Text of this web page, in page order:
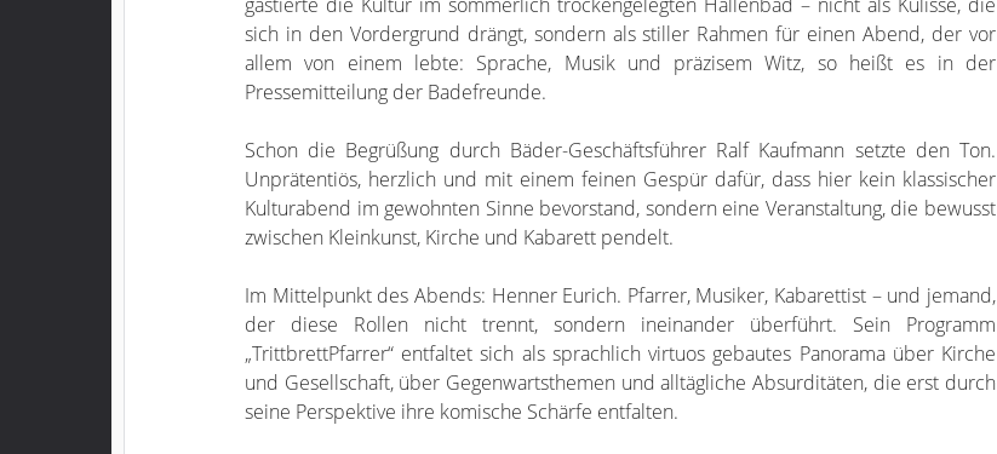
sich in den Vordergrund drängt, sondern als stiller Rahmen für einen Abend, der vor
allem von einem lebte: Sprache, Musik und präzisem Witz, so heißt es in der
Pressemitteilung der Badefreunde.
Schon die Begrüßung durch Bäder-Geschäftsführer Ralf Kaufmann setzte den Ton.
Unprätentiös, herzlich und mit einem feinen Gespür dafür, dass hier kein klassischer
Kulturabend im gewohnten Sinne bevorstand, sondern eine Veranstaltung, die bewusst
zwischen Kleinkunst, Kirche und Kabarett pendelt.
Im Mittelpunkt des Abends: Henner Eurich. Pfarrer, Musiker, Kabarettist – und jemand,
der diese Rollen nicht trennt, sondern ineinander überführt. Sein Programm
„TrittbrettPfarrer“ entfaltet sich als sprachlich virtuos gebautes Panorama über Kirche
und Gesellschaft, über Gegenwartsthemen und alltägliche Absurditäten, die erst durch
seine Perspektive ihre komische Schärfe entfalten.